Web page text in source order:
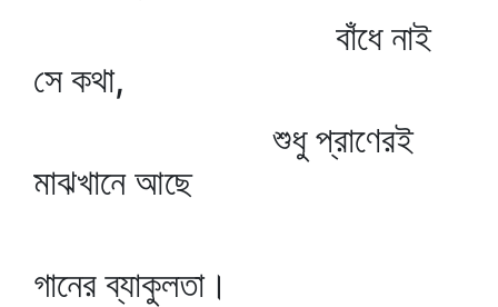
বাঁধে নাই
সে কথা,
শুধু প্রাণেরই
মাঝখানে আছে
গানের ব্যাকুলতা।